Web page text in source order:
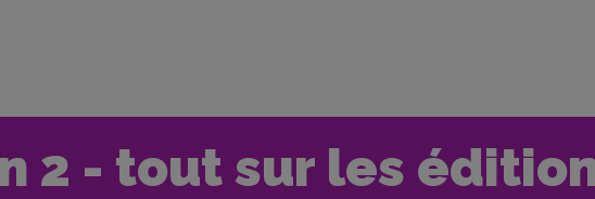
2 - tout sur les